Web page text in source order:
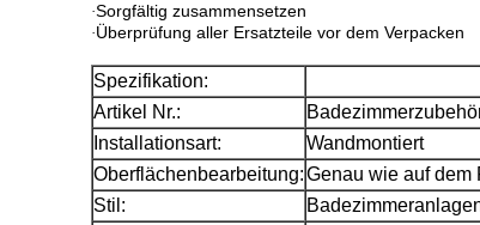
·Sorgfältig zusammensetzen
·Überprüfung aller Ersatzteile vor dem Verpacken
Spezifikation:
Artikel Nr.:
Installationsart:
Wandmontiert
Oberflächenbearbeitung:Genau wie auf dem
Stil: